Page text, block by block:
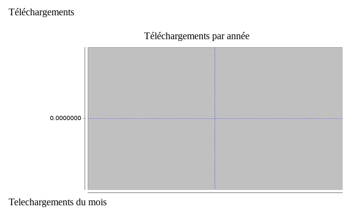
Téléchargements
Téléchargements par année
Telechargements du mois